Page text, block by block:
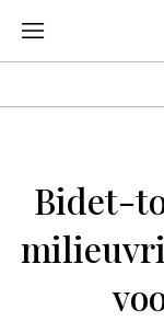
Bidet-